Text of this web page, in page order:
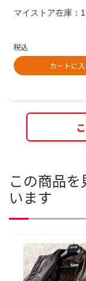
マイストア在庫：
税込
カートに
この商品
います